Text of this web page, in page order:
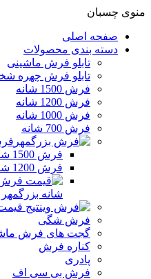
منوی چسبان
صفحه اصلی
دسته بندی محصولات
تابلو فرش ماشینی
تابلو فرش چهره
فرش 1500 شانه
فرش 1200 شانه
فرش 1000 شانه
فرش 700 شانه
فرش 1500 شانه بزرگمهر
فرش 1200 شانه بزرگمهر
شانه بزرگمهر
فرش شگی
گجت های فرش
کناره فرش
پادری
فرش بی سی اف